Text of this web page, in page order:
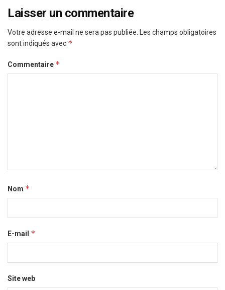
Laisser un commentaire
Votre adresse e-mail ne sera pas publiée. Les champs obligatoires
sont indiqués avec *
Commentaire *
Nom *
E-mail *
Site web